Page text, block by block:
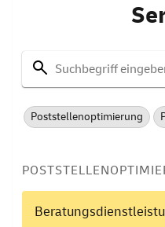
Suchbegriff eingeben
Poststellenoptimierung